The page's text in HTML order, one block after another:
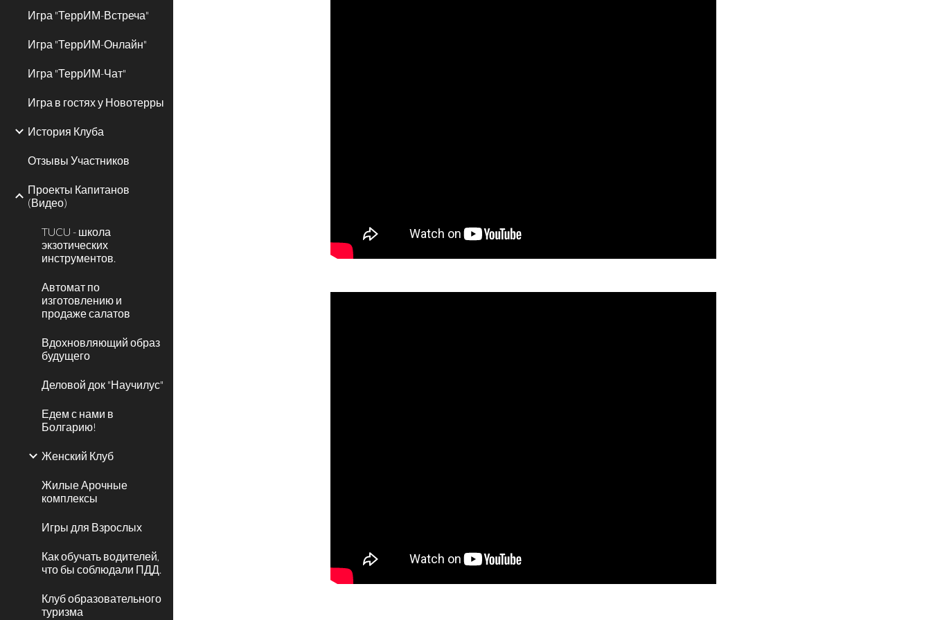
Игра "ТеррИМ-Встреча"
Игра "ТеррИМ-Онлайн"
Игра "ТеррИМ-Чат"
Игра в гостях у Новотерры
История Клуба
Отзывы Участников
Проекты Капитанов
(Видео)
TUCU - школа
экзотических
инструментов.
Автомат по
изготовлению и
продаже салатов
Вдохновляющий образ
будущего
Деловой док "Научилус"
Едем с нами в
Болгарию!
Женский Клуб
Жилые Арочные
комплексы
Игры для Взрослых
Как обучать водителей,
что бы соблюдали ПДД.
Клуб образовательного
туризма